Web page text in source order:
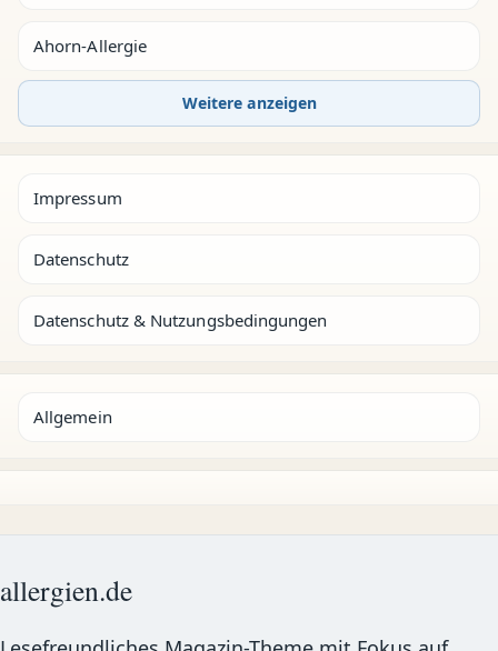
Ahorn-Allergie
Weitere anzeigen
Impressum
Datenschutz
Datenschutz & Nutzungsbedingungen
Allgemein
allergien.de